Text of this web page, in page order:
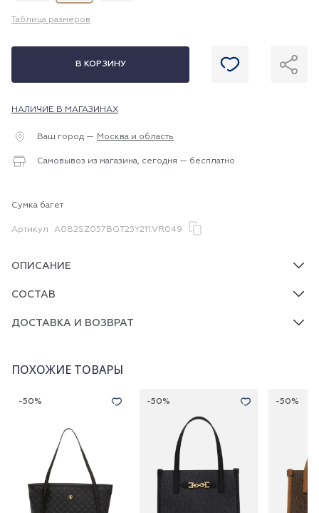
Таблица размеров
В КОРЗИНУ
НАЛИЧИЕ В МАГАЗИНАХ
Ваш город — Москва и область
Самовывоз из магазина, сегодня — бесплатно
Сумка багет
Артикул A082SZ057BGT25Y211.VR049
ОПИСАНИЕ
СОСТАВ
ДОСТАВКА И ВОЗВРАТ
ПОХОЖИЕ ТОВАРЫ
-50% -50% -50%